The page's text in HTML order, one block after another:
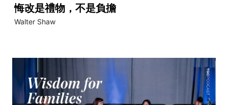
悔改是禮物，不是負擔
Walter Shaw